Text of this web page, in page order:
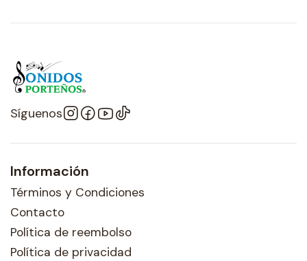
Síguenos
Información
Términos y Condiciones
Contacto
Política de reembolso
Política de privacidad